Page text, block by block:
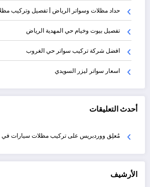
حداد مظلات وسواتر الرياض | تفصيل وتركيب
تفصيل بيوت وخيام حي المهدية الرياض
افضل شركة تركيب سواتر حي الغروب
اسعار سواتر ليزر السويدي
أحدث التعليقات
مُعلِق ووردبريس علىتركيب مظلات سيارات في
الأرشيف